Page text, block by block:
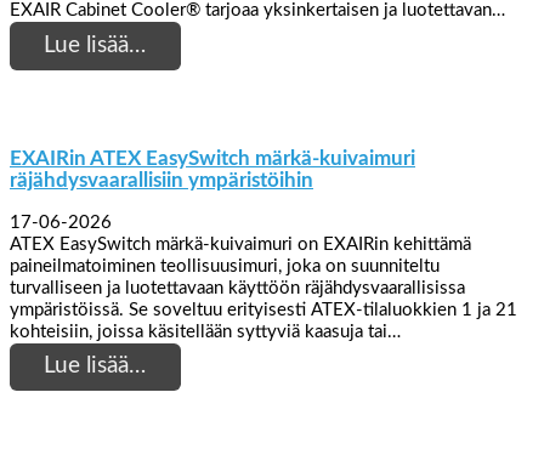
EXAIR Cabinet Cooler® tarjoaa yksinkertaisen ja luotettavan…
Lue lisää…
EXAIRin ATEX EasySwitch märkä-kuivaimuri
räjähdysvaarallisiin ympäristöihin
17-06-2026
ATEX EasySwitch märkä-kuivaimuri on EXAIRin kehittämä
paineilmatoiminen teollisuusimuri, joka on suunniteltu
turvalliseen ja luotettavaan käyttöön räjähdysvaarallisissa
ympäristöissä. Se soveltuu erityisesti ATEX-tilaluokkien 1 ja 21
kohteisiin, joissa käsitellään syttyviä kaasuja tai…
Lue lisää…